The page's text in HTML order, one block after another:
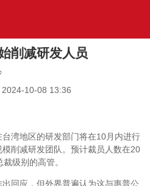
削减研发人员
2024-10-08 13:36
湾地区的研发部门将在10月内进行
削减研发团队。预计裁员人数在20
级别的高管。
应，但外界普遍认为这与惠普公